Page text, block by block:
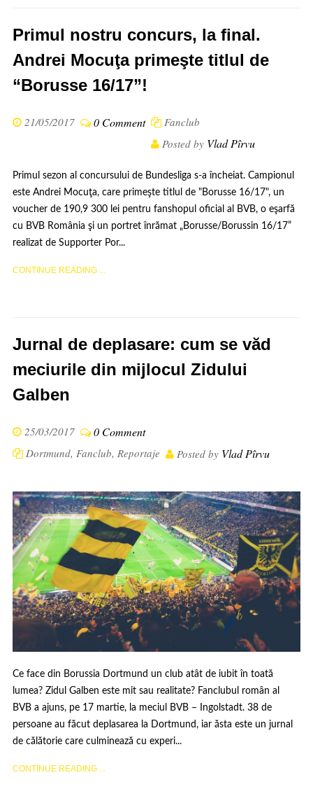
Primul nostru concurs, la final.
Andrei Mocuţa primeşte titlul de
“Borusse 16/17”!
21/05/2017 0 Comment
Fanclub
Posted by Vlad Pîrvu
Primul sezon al concursului de Bundesliga s-a încheiat. Campionul
este Andrei Mocuţa, care primeşte titlul de "Borusse 16/17", un
voucher de 190,9 300 lei pentru fanshopul oficial al BVB, o eşarfă
cu BVB România şi un portret înrămat „Borusse/Borussin 16/17”
realizat de Supporter Por...
CONTINUE READING ...
Jurnal de deplasare: cum se văd
meciurile din mijlocul Zidului
Galben
25/03/2017 0 Comment
Dortmund, Fanclub, Reportaje Posted by Vlad Pîrvu
Ce face din Borussia Dortmund un club atât de iubit în toată
lumea? Zidul Galben este mit sau realitate? Fanclubul român al
BVB a ajuns, pe 17 martie, la meciul BVB – Ingolstadt. 38 de
persoane au făcut deplasarea la Dortmund, iar ăsta este un jurnal
de călătorie care culminează cu experi...
CONTINUE READING ...